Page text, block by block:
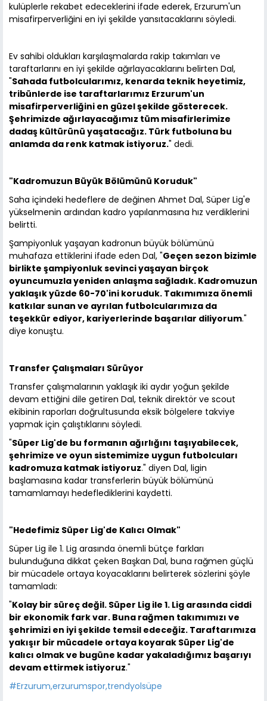
kulüplerle rekabet edeceklerini ifade ederek, Erzurum'un
misafirperverliğini en iyi şekilde yansıtacaklarını söyledi.
Ev sahibi oldukları karşılaşmalarda rakip takımları ve
taraftarlarını en iyi şekilde ağırlayacaklarını belirten Dal,
"Sahada futbolcularımız, kenarda teknik heyetimiz,
tribünlerde ise taraftarlarımız Erzurum'un
misafirperverliğini en güzel şekilde gösterecek.
Şehrimizde ağırlayacağımız tüm misafirlerimize
dadaş kültürünü yaşatacağız. Türk futboluna bu
anlamda da renk katmak istiyoruz." dedi.
"Kadromuzun Büyük Bölümünü Koruduk"
Saha içindeki hedeflere de değinen Ahmet Dal, Süper Lig'e
yükselmenin ardından kadro yapılanmasına hız verdiklerini
belirtti.
Şampiyonluk yaşayan kadronun büyük bölümünü
muhafaza ettiklerini ifade eden Dal, "Geçen sezon bizimle
birlikte şampiyonluk sevinci yaşayan birçok
oyuncumuzla yeniden anlaşma sağladık. Kadromuzun
yaklaşık yüzde 60-70'ini koruduk. Takımımıza önemli
katkılar sunan ve ayrılan futbolcularımıza da
teşekkür ediyor, kariyerlerinde başarılar diliyorum."
diye konuştu.
Transfer Çalışmaları Sürüyor
Transfer çalışmalarının yaklaşık iki aydır yoğun şekilde
devam ettiğini dile getiren Dal, teknik direktör ve scout
ekibinin raporları doğrultusunda eksik bölgelere takviye
yapmak için çalıştıklarını söyledi.
"Süper Lig'de bu formanın ağırlığını taşıyabilecek,
şehrimize ve oyun sistemimize uygun futbolcuları
kadromuza katmak istiyoruz." diyen Dal, ligin
başlamasına kadar transferlerin büyük bölümünü
tamamlamayı hedeflediklerini kaydetti.
"Hedefimiz Süper Lig'de Kalıcı Olmak"
Süper Lig ile 1. Lig arasında önemli bütçe farkları
bulunduğuna dikkat çeken Başkan Dal, buna rağmen güçlü
bir mücadele ortaya koyacaklarını belirterek sözlerini şöyle
tamamladı:
"Kolay bir süreç değil. Süper Lig ile 1. Lig arasında ciddi
bir ekonomik fark var. Buna rağmen takımımızı ve
şehrimizi en iyi şekilde temsil edeceğiz. Taraftarımıza
yakışır bir mücadele ortaya koyarak Süper Lig'de
kalıcı olmak ve bugüne kadar yakaladığımız başarıyı
devam ettirmek istiyoruz."
#Erzurum,erzurumspor,trendyolsüpe